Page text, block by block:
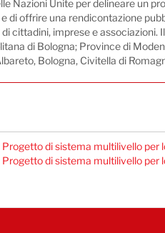
Nazioni Unite per delineare un
di offrire una rendicontazione
cittadini, imprese e
di Bologna; Province di
Bologna, Civitella di
di sistema multilivello per
di sistema multilivello per